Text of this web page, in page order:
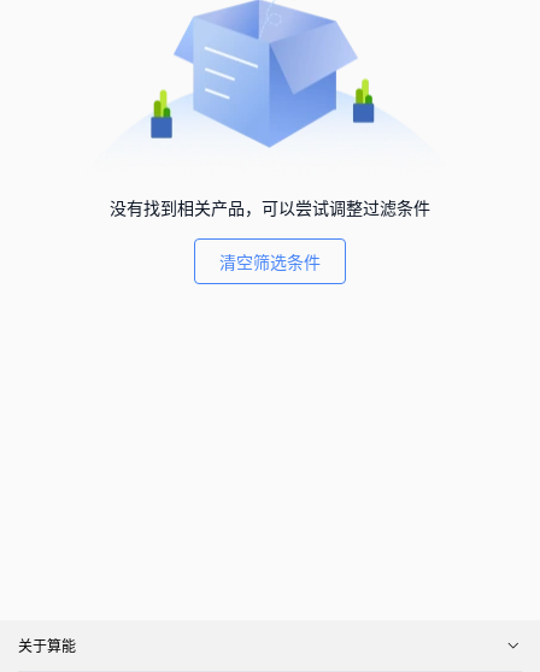
没有找到相关产品，可以尝试调整过滤条件
清空筛选条件
关于算能